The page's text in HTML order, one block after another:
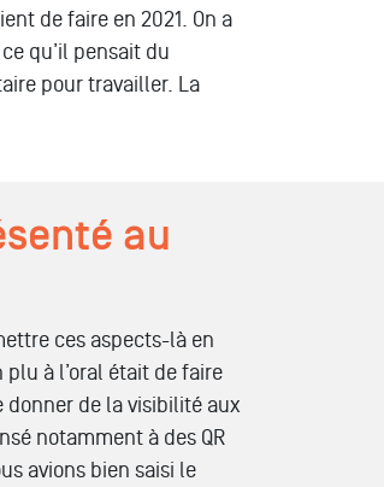
de faire en 2021. On a
qu’il pensait du
pour travailler. La
au
ces aspects-là en
à l’oral était de faire
donner de la visibilité aux
notamment à des QR
avions bien saisi le